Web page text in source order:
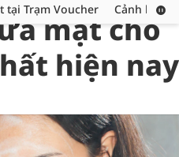
Thu thập thêm voucher hot tại Trạm Voucher
tại Trạm Voucher Cảnh báo
mặt cho
hiện nay